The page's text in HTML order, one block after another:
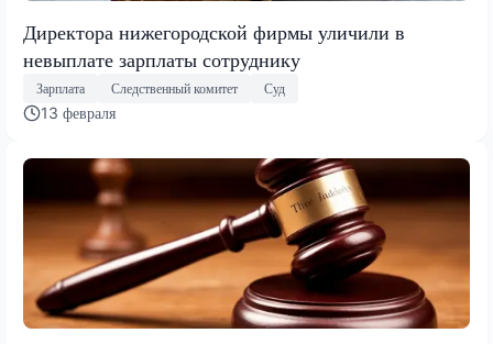
Директора нижегородской фирмы уличили в
невыплате зарплаты сотруднику
Зарплата Следственный комитет Суд
13 февраля